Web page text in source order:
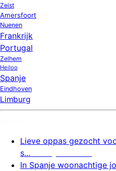
Zeist
Amersfoort
Nuenen
Frankrijk
Portugal
Zelhem
Heiloo
Spanje
Eindhoven
Limburg
Lieve oppas gezocht
s...
In Spanje woonachtige